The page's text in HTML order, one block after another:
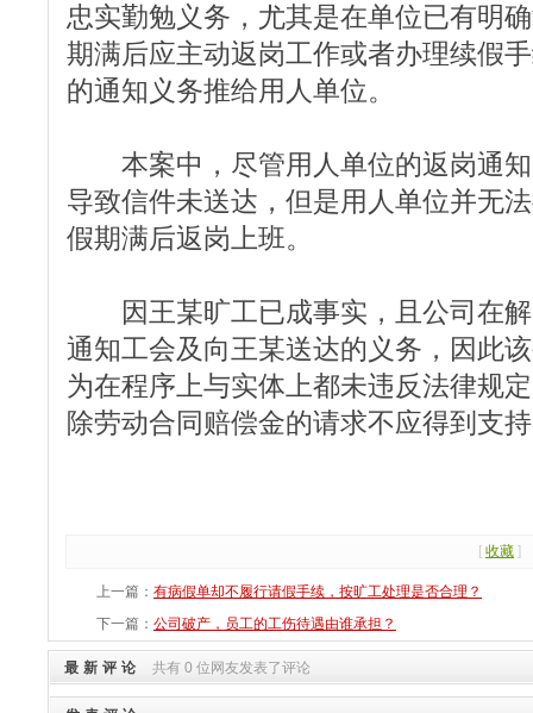
忠实勤勉义务，尤其是在单位已有明
期满后应主动返岗工作或者办理续假
的通知义务推给用人单位。
本案中，尽管用人单位的返岗通知
导致信件未送达，但是用人单位并无
假期满后返岗上班。
因王某旷工已成事实，且公司在解
通知工会及向王某送达的义务，因此
为在程序上与实体上都未违反法律规
除劳动合同赔偿金的请求不应得到支
[ 收藏 ]
上一篇： 有病假单却不履行请假手续，按旷工处理是否合理？
下一篇： 公司破产，员工的工伤待遇由谁承担？
最新评论 共有 0 位网友发表了评论